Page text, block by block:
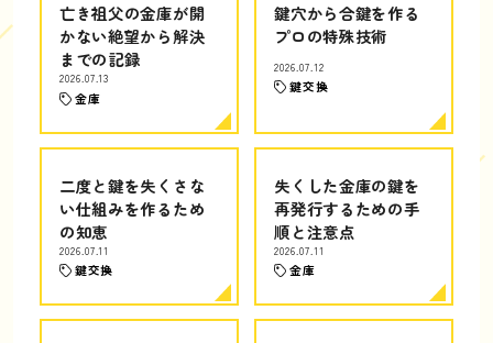
亡き祖父の金庫が開
かない絶望から解決
までの記録
2026.07.13
金庫
鍵穴から合鍵を作る
プロの特殊技術
2026.07.12
鍵交換
二度と鍵を失くさな
い仕組みを作るため
の知恵
2026.07.11
鍵交換
失くした金庫の鍵を
再発行するための手
順と注意点
2026.07.11
金庫